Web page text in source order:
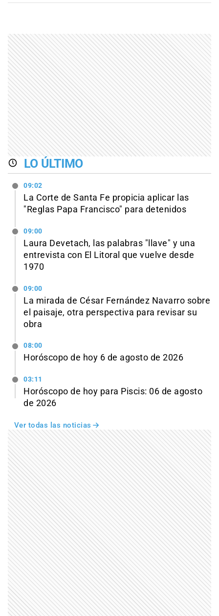
LO ÚLTIMO
09:02
La Corte de Santa Fe propicia aplicar las
"Reglas Papa Francisco" para detenidos
09:00
Laura Devetach, las palabras "llave" y una
entrevista con El Litoral que vuelve desde
1970
09:00
La mirada de César Fernández Navarro sobre
el paisaje, otra perspectiva para revisar su
obra
08:00
Horóscopo de hoy 6 de agosto de 2026
03:11
Horóscopo de hoy para Piscis: 06 de agosto
de 2026
Ver todas las noticias